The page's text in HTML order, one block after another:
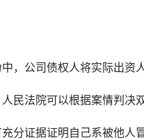
，公司债权人将实际出资
民法院可以根据案情判决
分证据证明自己系被他人